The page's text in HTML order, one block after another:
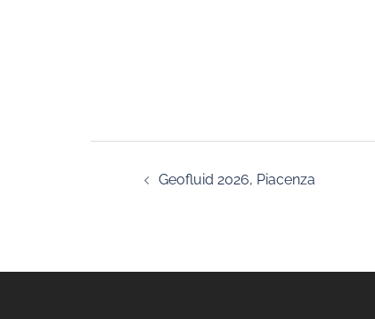
Navegación
Geofluid 2026, Piacenza